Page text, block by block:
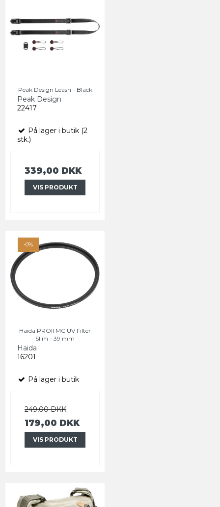
Peak Design Leash - Black
Peak Design
22417
På lager i butik (2
stk.)
339,00 DKK
VIS PRODUKT
-0%
Haida PROII MC UV Filter
Slim - 39 mm
Haida
16201
På lager i butik
249,00 DKK
179,00 DKK
VIS PRODUKT